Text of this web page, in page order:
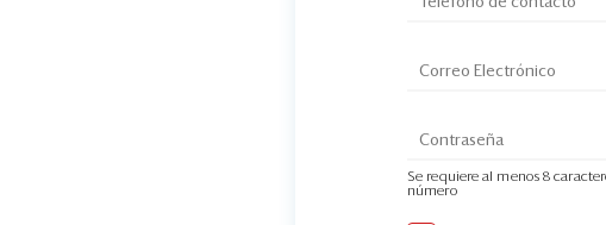
Se requiere al menos 8
número